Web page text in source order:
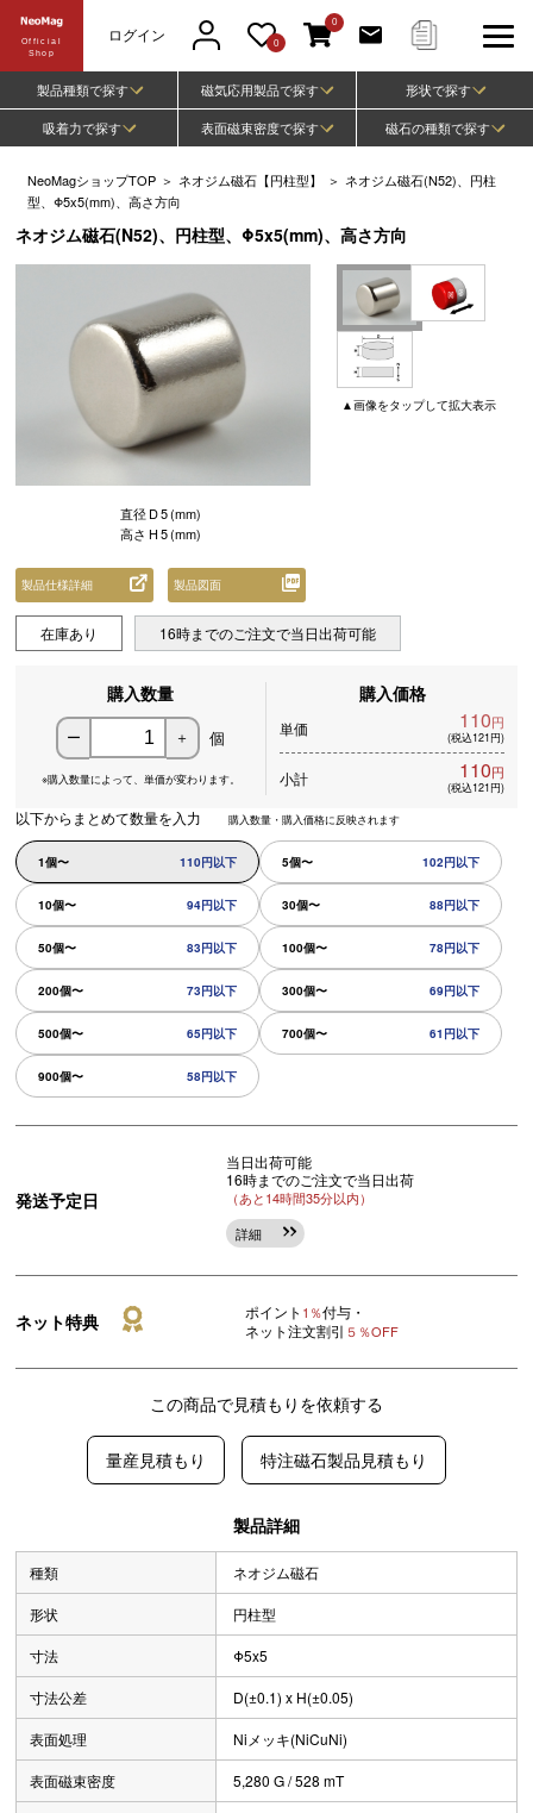
Official
Shop
ログイン 0
0
製品種類で探す 磁気応用製品で探す
形状で探す
吸着力で探す
表面磁束密度で探す 磁石の種類で探す
NeoMagショップTOP ＞ ネオジム磁石【円柱型】 ＞ ネオジム磁石(N52)、円柱
型、Φ5x5(mm)、高さ方向
ネオジム磁石(N52)、円柱型、Φ5x5(mm)、高さ方向
▲画像をタップして拡大表示
直径D5(mm)
高さ H5(mm)
製品仕様詳細 製品図面
在庫あり 16時までのご注文で当日出荷可能
購入数量
ー ＋ 個
※購入数量によって、 単価が変わります。
購入価格
単価 110円
(税込121円)
小計 110円
(税込121円)
以下からまとめて数量を入力 購入数量・購入価格に反映されます
1個〜 110円以下 5個〜 102円以下
10個〜 94円以下 30個〜 88円以下
50個〜 83円以下 100個〜 78円以下
200個〜 73円以下 300個〜 69円以下
500個〜 65円以下 700個〜 61円以下
900個〜 58円以下
発送予定日
当日出荷可能
16時までのご注文で当日出荷
（あと14時間35分以内）
詳細
ネット特典 ポイント 1％付与・
ネット注文割引 ５％OFF
この商品で見積もりを依頼する
量産見積もり 特注磁石製品見積もり
製品詳細
種類 ネオジム磁石
形状 円柱型
寸法 Φ5x5
寸法公差 D(±0.1) x H(±0.05)
表面処理 Niメッキ(NiCuNi)
表面磁束密度 5,280 G / 528 mT